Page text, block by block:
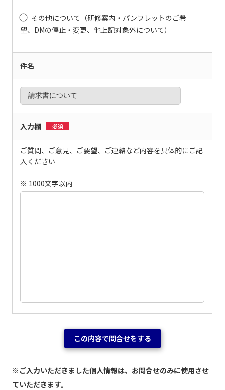
その他について（研修案内・パンフレットのご希
望、DMの停止・変更、他上記対象外について）
件名
入力欄 必須
ご質問、ご意見、ご要望、ご連絡など内容を具体的にご記
入ください
※ 1000文字以内
この内容で問合せをする
※ご入力いただきました個人情報は、お問合せのみに使用させ
ていただきます。